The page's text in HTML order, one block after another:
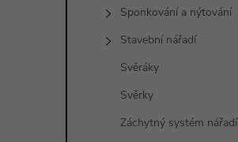
Sponkování a nýtování
Stavební nářadí
Svěráky
Svěrky
Záchytný systém nářadí